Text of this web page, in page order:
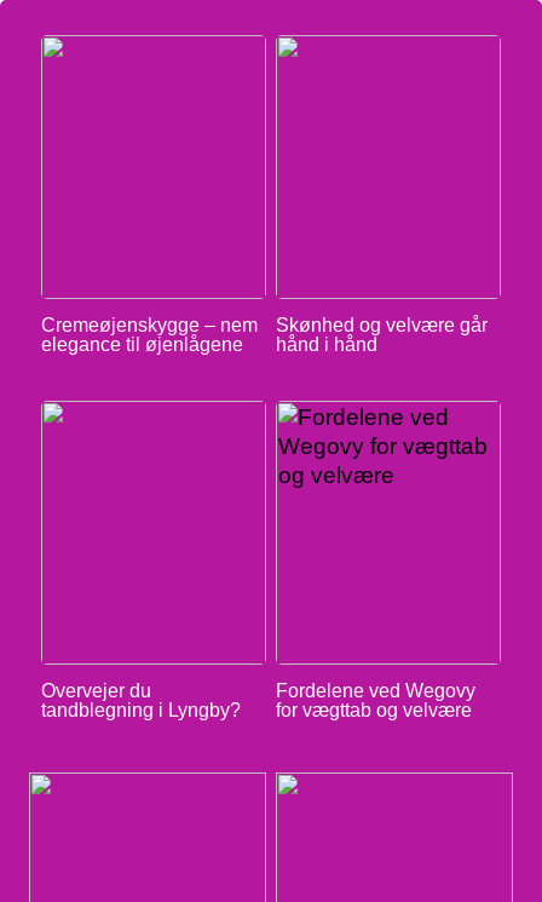
Cremeøjenskygge – nem
elegance til øjenlågene
Skønhed og velvære går
hånd i hånd
Overvejer du
tandblegning i Lyngby?
Fordelene ved Wegovy
for vægttab og velvære